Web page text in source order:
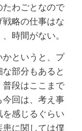
わごとなので
略の仕事はな
時間がない。
かというと、プ
部分もあると
段はここまで
回は、考え事
感じるぐらい
に関しては僕